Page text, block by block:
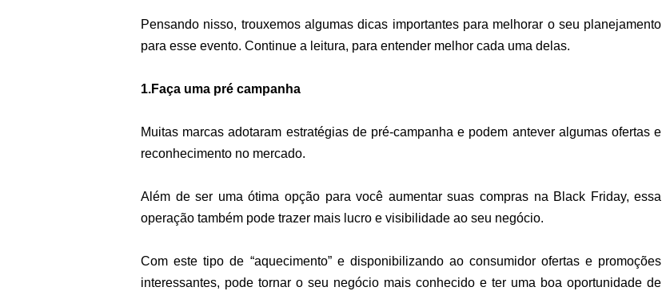
Pensando nisso, trouxemos algumas dicas importantes para melhorar o seu planejamento
para esse evento. Continue a leitura, para entender melhor cada uma delas.
1.Faça uma pré campanha
Muitas marcas adotaram estratégias de pré-campanha e podem antever algumas ofertas e
reconhecimento no mercado.
Além de ser uma ótima opção para você aumentar suas compras na Black Friday, essa
operação também pode trazer mais lucro e visibilidade ao seu negócio.
Com este tipo de “aquecimento” e disponibilizando ao consumidor ofertas e promoções
interessantes, pode tornar o seu negócio mais conhecido e ter uma boa oportunidade de